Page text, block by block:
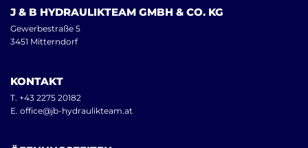
J & B HYDRAULIKTEAM GMBH & CO. KG
Gewerbestraße 5
3451 Mitterndorf
KONTAKT
T. +43 2275 20182
E. office@jb-hydraulikteam.at